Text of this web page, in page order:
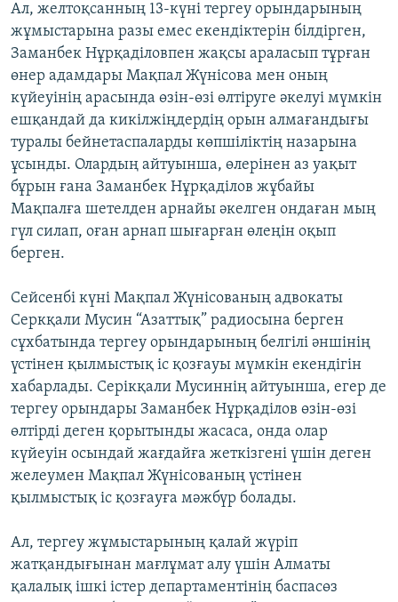
Ал, желтоқсанның 13-күні тергеу орындарының
жұмыстарына разы емес екендіктерін білдірген,
Заманбек Нұрқаділовпен жақсы араласып тұрған
өнер адамдары Мақпал Жүнісова мен оның
күйеуінің арасында өзін-өзі өлтіруге әкелуі мүмкін
ешқандай да кикілжіңдердің орын алмағандығы
туралы бейнетаспаларды көпшіліктің назарына
ұсынды. Олардың айтуынша, өлерінен аз уақыт
бұрын ғана Заманбек Нұрқаділов жұбайы
Мақпалға шетелден арнайы әкелген ондаған мың
гүл силап, оған арнап шығарған өлеңін оқып
берген.
Сейсенбі күні Мақпал Жүнісованың адвокаты
Серкқали Мусин “Азаттық” радиосына берген
сұхбатында тергеу орындарының белгілі әншінің
үстінен қылмыстық іс қозғауы мүмкін екендігін
хабарлады. Серікқали Мусиннің айтуынша, егер де
тергеу орындары Заманбек Нұрқаділов өзін-өзі
өлтірді деген қорытынды жасаса, онда олар
күйеуін осындай жағдайға жеткізгені үшін деген
желеумен Мақпал Жүнісованың үстінен
қылмыстық іс қозғауға мәжбүр болады.
Ал, тергеу жұмыстарының қалай жүріп
жатқандығынан мағлұмат алу үшін Алматы
қалалық ішкі істер департаментінің баспасөз